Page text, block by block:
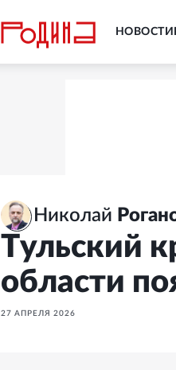
НОВОСТИ
Николай
Тульский
области
27 АПРЕЛЯ 2026